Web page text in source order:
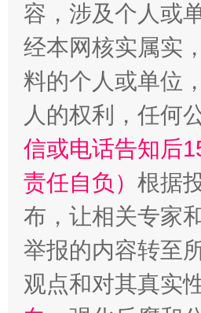
容，涉及个人或
经本网核实属实
料的个人或单位
人的权利，任何
信或电话告知后
责任自负） 根据
布，让相关专家
举报的内容转至
观点和对其真实